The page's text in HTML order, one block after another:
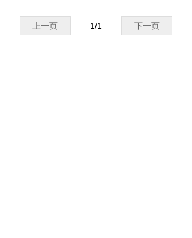
速率处理，
每个通道的采样速率
为 50 kHz，同时需要
最小的空间。
上一页 下一页
1/1